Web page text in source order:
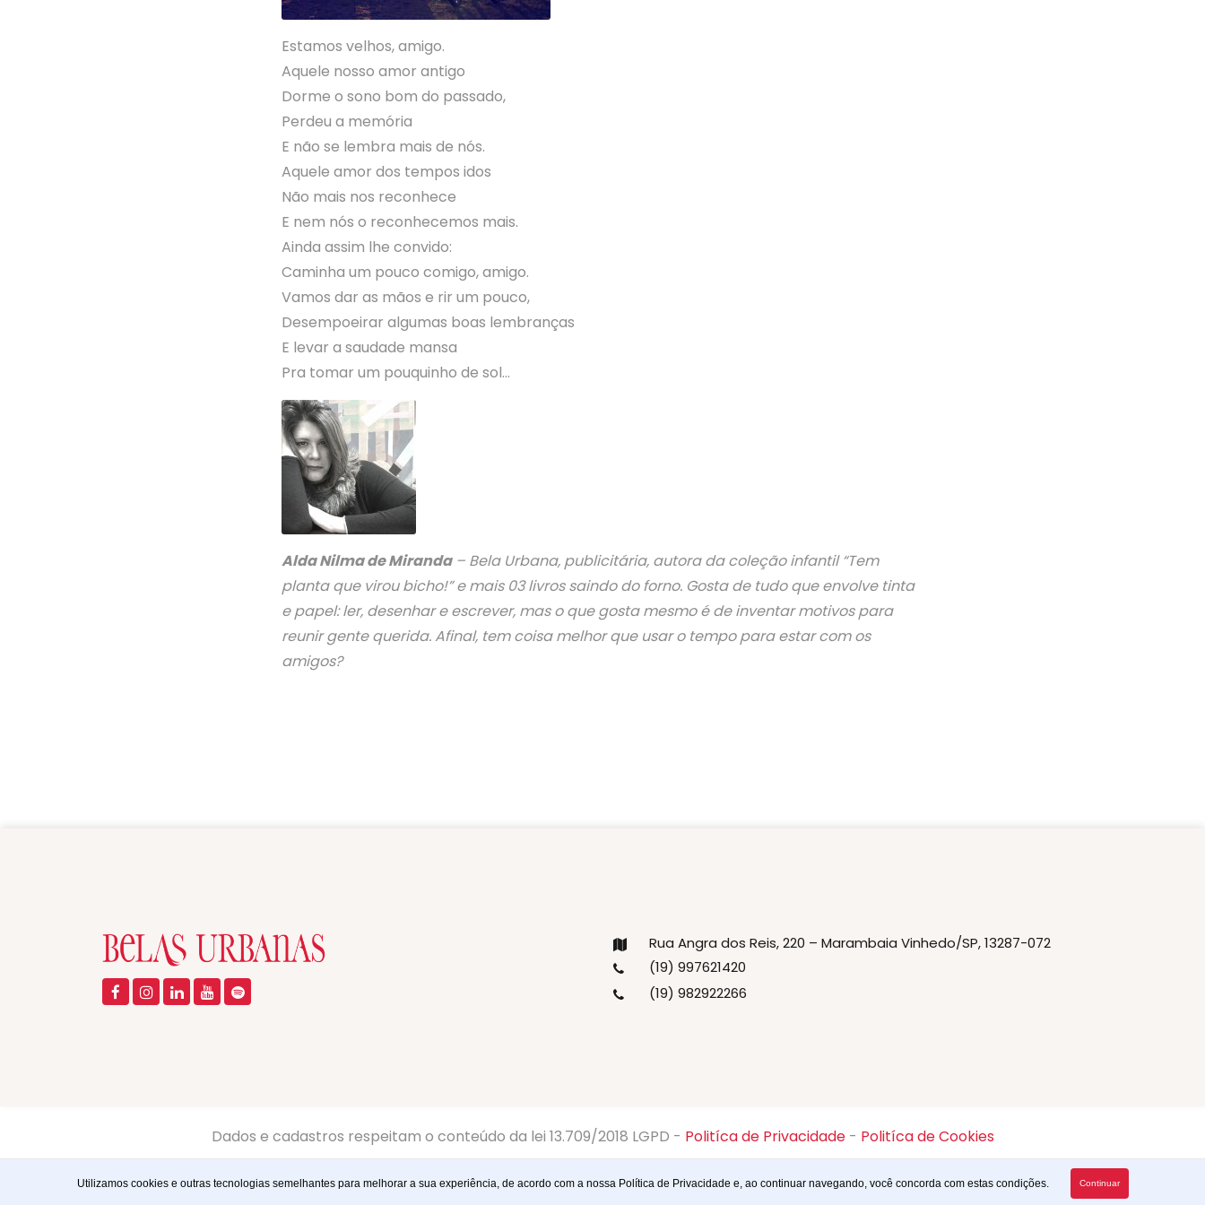
Estamos velhos, amigo.
Aquele nosso amor antigo
Dorme o sono bom do passado,
Perdeu a memória
E não se lembra mais de nós.
Aquele amor dos tempos idos
Não mais nos reconhece
E nem nós o reconhecemos mais.
Ainda assim lhe convido:
Caminha um pouco comigo, amigo.
Vamos dar as mãos e rir um pouco,
Desempoeirar algumas boas lembranças
E levar a saudade mansa
Pra tomar um pouquinho de sol…
Alda Nilma de Miranda– Bela Urbana, publicitária, autora da coleção infantil “Tem
planta que virou bicho!” e mais 03 livros saindo do forno. Gosta de tudo que envolve tinta
e papel: ler, desenhar e escrever, mas o que gosta mesmo é de inventar motivos para
reunir gente querida. Afinal, tem coisa melhor que usar o tempo para estar com os
amigos?
Rua Angra dos Reis, 220 – Marambaia Vinhedo/SP, 13287-072
(19) 997621420
(19) 982922266
Dados e cadastros respeitam o conteúdo da lei 13.709/2018 LGPD - Politíca de Privacidade- Politíca de Cookies
© 2023Webtagger. Todos os direitos reservados
Utilizamos cookies e outras tecnologias semelhantes para melhorar a sua experiência, de acordo com a nossa Política de Privacidade e, ao continuar navegando, você concorda com estas condições. Continuar